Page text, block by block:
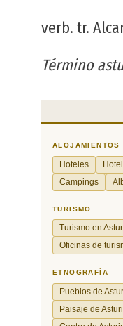
verb. tr.
Término